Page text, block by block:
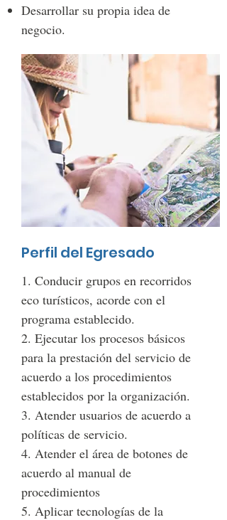
Desarrollar su propia idea de
negocio.
Perfil del Egresado
1. Conducir grupos en recorridos
eco turísticos, acorde con el
programa establecido.
2. Ejecutar los procesos básicos
para la prestación del servicio de
acuerdo a los procedimientos
establecidos por la organización.
3. Atender usuarios de acuerdo a
políticas de servicio.
4. Atender el área de botones de
acuerdo al manual de
procedimientos
5. Aplicar tecnologías de la